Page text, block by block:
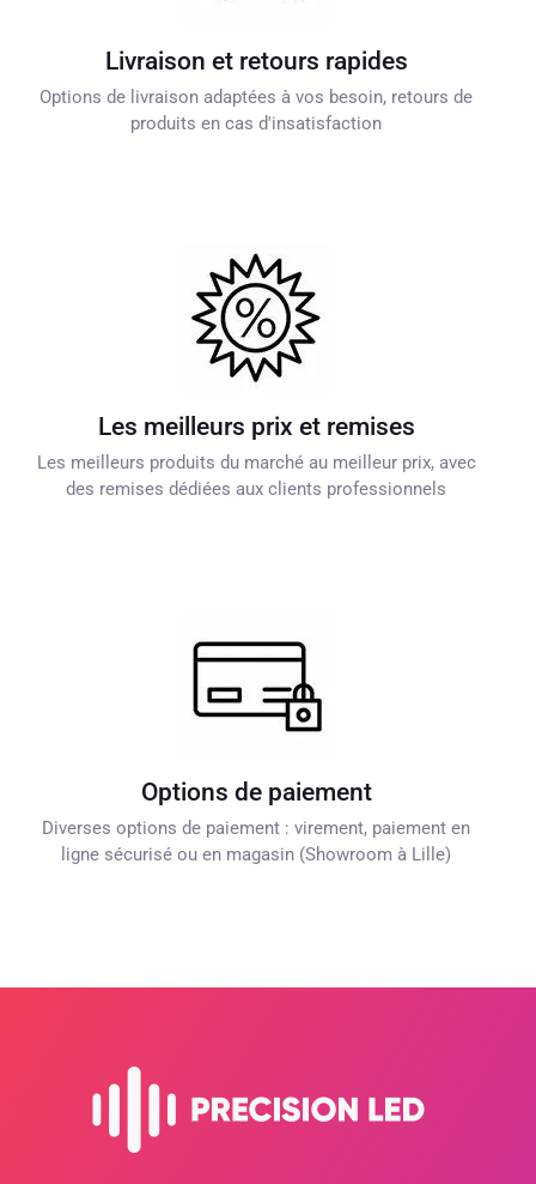
Livraison et retours rapides
Options de livraison adaptées à vos besoin, retours de
produits en cas d'insatisfaction
Les meilleurs prix et remises
Les meilleurs produits du marché au meilleur prix, avec
des remises dédiées aux clients professionnels
Options de paiement
Diverses options de paiement : virement, paiement en
ligne sécurisé ou en magasin (Showroom à Lille)